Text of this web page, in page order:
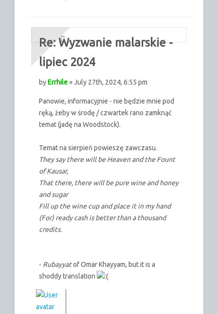
Re: Wyzwanie malarskie -
lipiec 2024
byErrhile» July 27th, 2024, 6:55 pm
Panowie, informacyjnie - nie będzie mnie pod
ręką, żeby w środę / czwartek rano zamknąć
temat (jadę na Woodstock).
Temat na sierpień powieszę zawczasu.
They say there will be Heaven and the Fount
of Kausar,
That there, there will be pure wine and honey
and sugar
Fill up the wine cup and place it in my hand
(For) ready cash is better than a thousand
credits.
- Rubayyatof Omar Khayyam, but it is a
shoddy translation